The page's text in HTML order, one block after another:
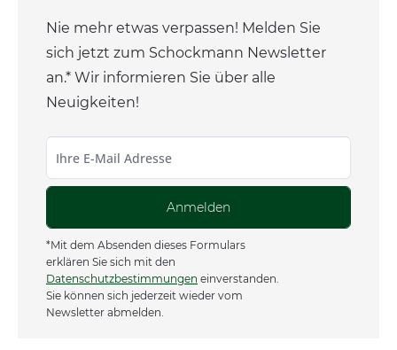
Nie mehr etwas verpassen! Melden Sie
sich jetzt zum Schockmann Newsletter
an.* Wir informieren Sie über alle
Neuigkeiten!
Anmelden
*Mit dem Absenden dieses Formulars
erklären Sie sich mit den
Datenschutzbestimmungen einverstanden.
Sie können sich jederzeit wieder vom
Newsletter abmelden.